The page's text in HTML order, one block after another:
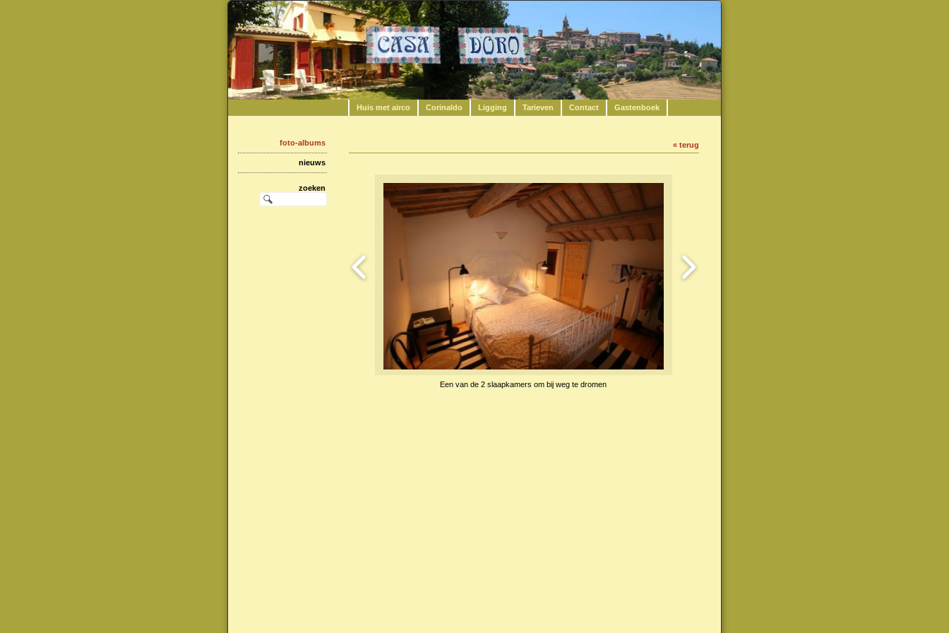
Huis met airco Corinaldo Ligging Tarieven Contact Gastenboek
foto-albums
nieuws
zoeken
« terug
Een van de 2 slaapkamers om bij weg te dromen